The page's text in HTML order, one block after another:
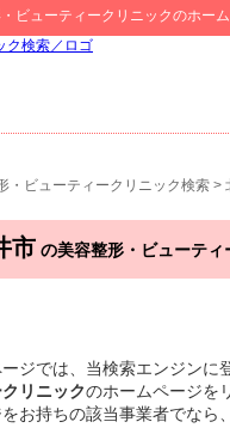
ビューティークリニックのホー
・ビューティークリニック検索 >
市 の美容整形・ビューティ
ージでは、当検索エンジンに
リニックのホームページを
お持ちの該当事業者でなら